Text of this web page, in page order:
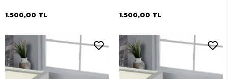
1.500,00 TL 1.500,00 TL